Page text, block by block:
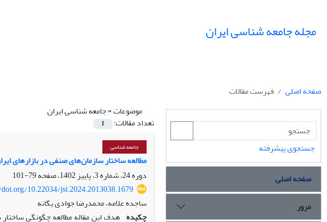
مجله جامعه شناسی ایران
صفحه اصلی
فهرست مقالات
موضوعات =جامعه شناسی ایران
تعداد مقالات:
1
جامعه شناسی
مطالعه ساختار سازمان‌های صنفی در بازارهای ایران مطالعه
دوره 24، شماره 3، پاییز 1402، صفحه
79-101
10.22034/jsi.2024.2013038.1679
ساجده علامه، محمدرضا جوادی یگانه
چکیده هدف این مقاله مطالعه چگونگی
جستجوی پیشرفته
صفحه اصلی
مرور